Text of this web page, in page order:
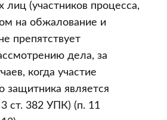
лиц (участников процесса,
на обжалование и
препятствует
дела, за
когда участие
защитника является
ст. 382 УПК) (п. 11